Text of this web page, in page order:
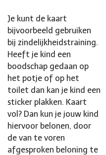
Je kunt de kaart
bijvoorbeeld gebruiken
bij zindelijkheidstraining.
Heeft je kind een
boodschap gedaan op
het potje of op het
toilet dan kan je kind een
sticker plakken. Kaart
vol? Dan kun je jouw kind
hiervoor belonen, door
de van te voren
afgesproken beloning te